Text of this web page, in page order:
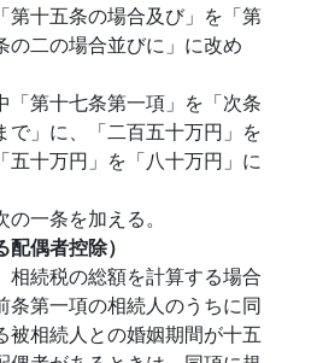
第十五条の場合及び」を「第
の二の場合並びに」に改め
「第十七条第一項」を「次条
で」に、「二百五十万円」を
五十万円」を「八十万円」に
一条を加える。
配偶者控除）
相続税の総額を計算する場合
条第一項の相続人のうちに同
被相続人との婚姻期間が十五